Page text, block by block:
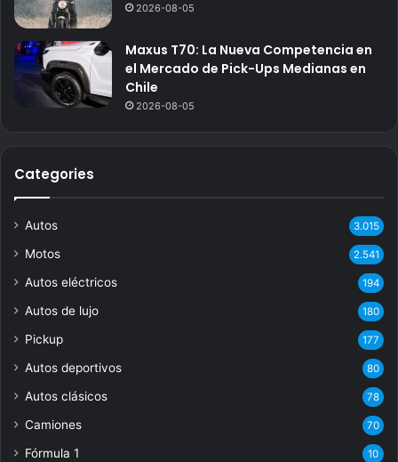
2026-08-05
Maxus T70: La Nueva Competencia en
el Mercado de Pick-Ups Medianas en
Chile
2026-08-05
Categories
Autos 3.015
Motos 2.541
Autos eléctricos 194
Autos de lujo 180
Pickup 177
Autos deportivos 80
Autos clásicos 78
Camiones 70
Fórmula 1 10